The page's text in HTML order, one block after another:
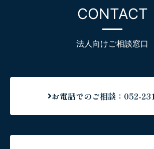
CONTACT
法人向けご相談窓口
お電話でのご相談：052-